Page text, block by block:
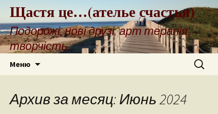
Щастя це…(ателье счастья)
Подорожі, нові друзі, арт терапія,
творчість
Меню Найти:
Архив за месяц: Июнь 2024